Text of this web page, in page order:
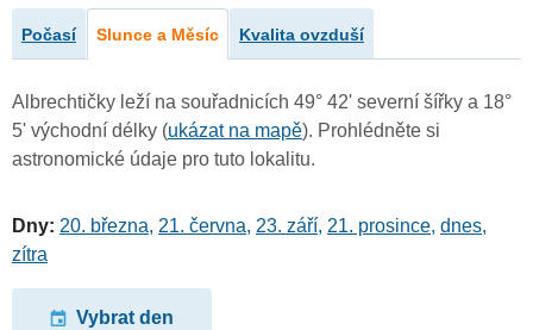
Počasí Slunce a Měsíc Kvalita ovzduší
Albrechtičky leží na souřadnicích 49° 42' severní šířky a 18°
5' východní délky (ukázat na mapě). Prohlédněte si
astronomické údaje pro tuto lokalitu.
Dny: 20. března, 21. června, 23. září, 21. prosince, dnes,
zítra
Vybrat den